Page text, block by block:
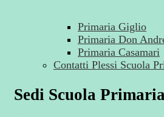
Primaria Giglio
Primaria Don
Primaria Casamari
Contatti Plessi Scuola
Sedi Scuola Primaria